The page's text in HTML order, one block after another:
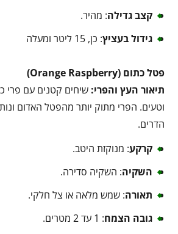
קצב גדילה: מהיר.
גידול בעציץ: כן, 15 ליטר ומעלה
פטל כתום (Orange Raspberry)
תיאור העץ והפרי:שיחים קטנים עם פרי
וטעים. הפרי מתוק יותר מהפטל האדום
הדרים.
קרקע: מנוקזת היטב.
השקיה: השקיה סדירה.
תאורה: שמש מלאה או צל חלקי.
גובה הצמח: 1 עד 2 מטרים.